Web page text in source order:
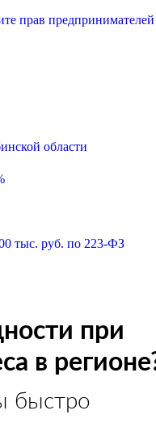
прав предпринимателей
области
тыс. руб. по 223-ФЗ
при
в
быстро